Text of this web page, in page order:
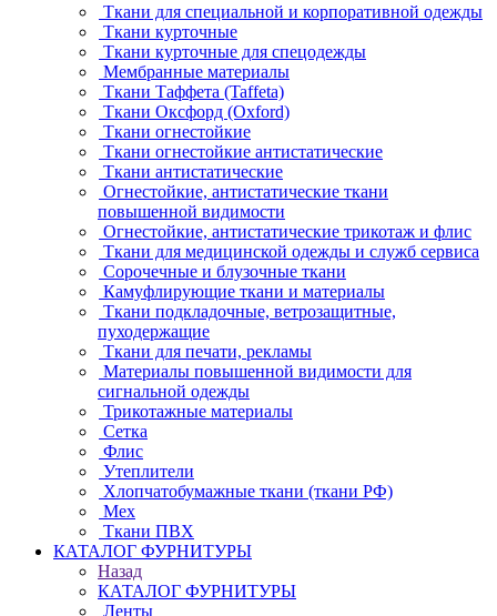
Ткани для специальной и корпоративной одежды
Ткани курточные
Ткани курточные для спецодежды
Мембранные материалы
Ткани Таффета (Taffeta)
Ткани Оксфорд (Oxford)
Ткани огнестойкие
Ткани огнестойкие антистатические
Ткани антистатические
Огнестойкие, антистатические ткани
повышенной видимости
Огнестойкие, антистатические трикотаж и флис
Ткани для медицинской одежды и служб сервиса
Сорочечные и блузочные ткани
Камуфлирующие ткани и материалы
Ткани подкладочные, ветрозащитные,
пуходержащие
Ткани для печати, рекламы
Материалы повышенной видимости для
сигнальной одежды
Трикотажные материалы
Сетка
Флис
Утеплители
Хлопчатобумажные ткани (ткани РФ)
Мех
Ткани ПВХ
КАТАЛОГ ФУРНИТУРЫ
Назад
КАТАЛОГ ФУРНИТУРЫ
Ленты